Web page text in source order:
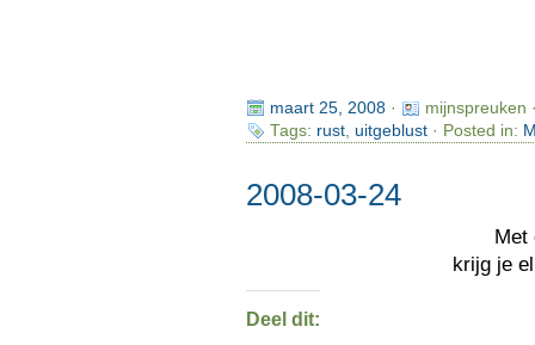
maart 25, 2008·
mijnspreuken
Tags: rust, uitgeblust· Posted in:
2008-03-24
Met
krijg je
Deel dit: